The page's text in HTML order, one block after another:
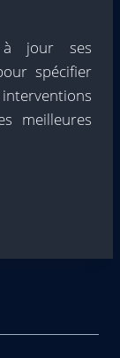
jour ses
spécifier
interventions
meilleures